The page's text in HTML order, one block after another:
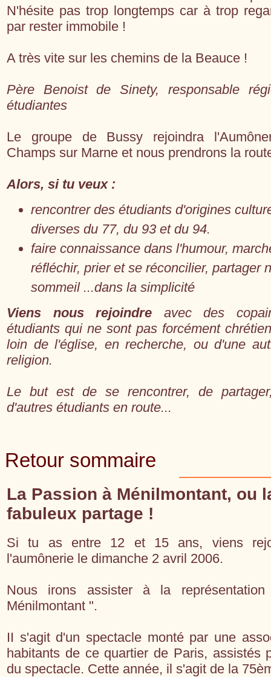
N'hésite pas trop longtemps car à trop
par rester immobile !
A très vite sur les chemins de la Beauce !
Père Benoist de Sinety, responsable
étudiantes
Le groupe de Bussy rejoindra
Champs sur Marne et nous prendrons la
Alors, si tu veux :
rencontrer des étudiants d'origines
diverses du 77, du 93 et du 94.
faire connaissance dans l'humour,
réfléchir, prier et se réconcilier, partager
sommeil ...dans la simplicité
Viens nous rejoindre avec des
étudiants qui ne sont pas forcément
loin de l'église, en recherche, ou d'une
religion.
Le but est de se rencontrer, de
d'autres étudiants en route...
Retour sommaire
La Passion à Ménilmontant, ou
fabuleux partage !
Si tu as entre 12 et 15 ans, viens
l'aumônerie le dimanche 2 avril 2006.
Nous irons assister à la
Ménilmontant ".
II s'agit d'un spectacle monté par une
habitants de ce quartier de Paris, assistés
du spectacle. Cette année, il s'agit de la